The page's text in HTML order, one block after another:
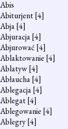
Abis
Abiturjent[4]
Abja[4]
Abjuracja[4]
Abjurować [4]
Ablaktowanie [4]
Ablatyw[4]
Abłaucha[4]
Ablegacja[4]
Ablegat[4]
Ablegowanie [4]
Ablegry[4]